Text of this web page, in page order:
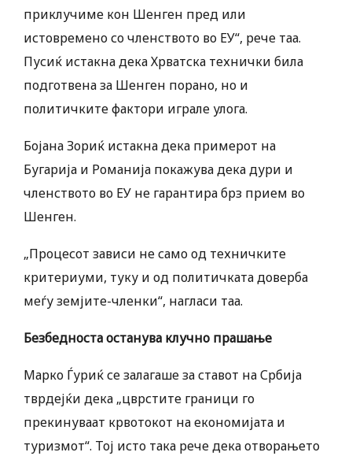
приклучиме кон Шенген пред или
истовремено со членството во ЕУ“, рече таа.
Пусиќ истакна дека Хрватска технички била
подготвена за Шенген порано, но и
политичките фактори играле улога.
Бојана Зориќ истакна дека примерот на
Бугарија и Романија покажува дека дури и
членството во ЕУ не гарантира брз прием во
Шенген.
„Процесот зависи не само од техничките
критериуми, туку и од политичката доверба
меѓу земјите-членки“, нагласи таа.
Безбедноста останува клучно прашање
Марко Ѓуриќ се залагаше за ставот на Србија
тврдејќи дека „цврстите граници го
прекинуваат крвотокот на економијата и
туризмот“. Тој исто така рече дека отворањето